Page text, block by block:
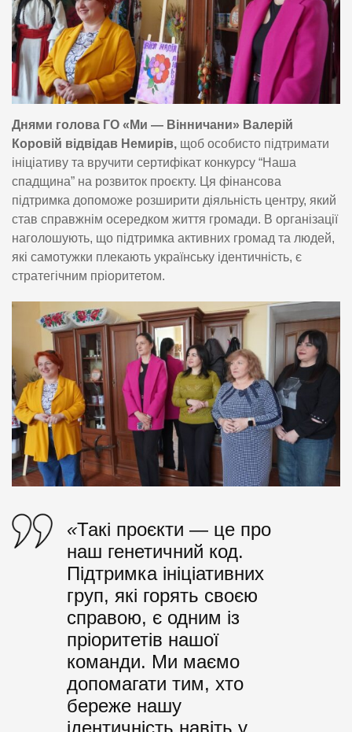
Днями голова ГО «Ми — Вінничани» Валерій
Коровій відвідав Немирів, щоб особисто підтримати
ініціативу та вручити сертифікат конкурсу “Наша
спадщина” на розвиток проєкту. Ця фінансова
підтримка допоможе розширити діяльність центру, який
став справжнім осередком життя громади. В організації
наголошують, що підтримка активних громад та людей,
які самотужки плекають українську ідентичність, є
стратегічним пріоритетом.
«Такі проєкти — це про
наш генетичний код.
Підтримка ініціативних
груп, які горять своєю
справою, є одним із
пріоритетів нашої
команди. Ми маємо
допомагати тим, хто
береже нашу
ідентичність навіть у